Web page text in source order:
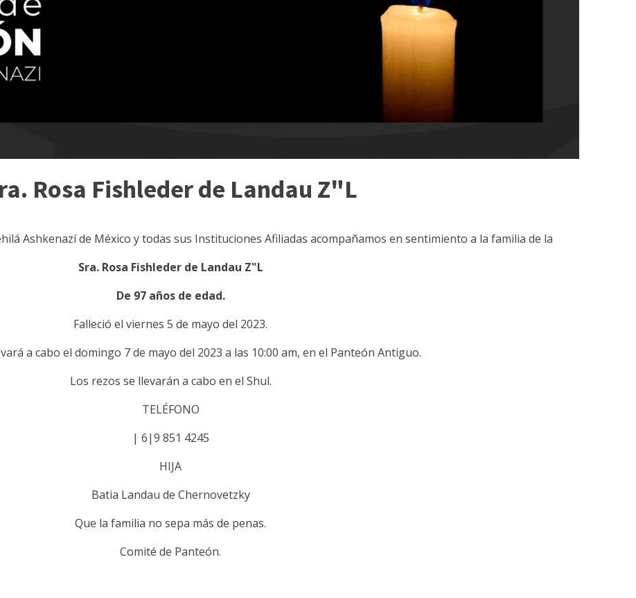
Rosa Fishleder de Landau Z"L
Ashkenazí de México y todas sus Instituciones Afiliadas acompañamos en sentimiento a la familia de la
Sra. Rosa Fishleder de Landau Z"L
De 97 años de edad.
Falleció el viernes 5 de mayo del 2023.
a cabo el domingo 7 de mayo del 2023 a las 10:00 am, en el Panteón Antiguo.
Los rezos se llevarán a cabo en el Shul.
TELÉFONO
| 6|9 851 4245
HIJA
Batia Landau de Chernovetzky
Que la familia no sepa más de penas.
Comité de Panteón.